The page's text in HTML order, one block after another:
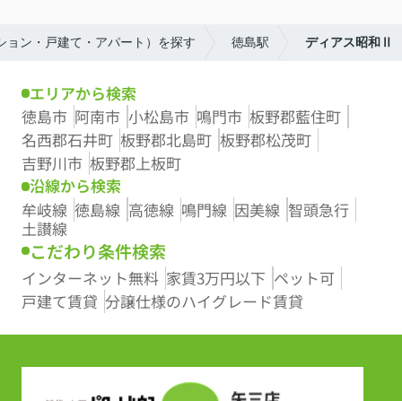
ン・戸建て・アパート）を探す 徳島駅 ディアス昭和Ⅱ
エリアから検索
徳島市 阿南市 小松島市 鳴門市 板野郡藍住町
名西郡石井町 板野郡北島町 板野郡松茂町
吉野川市 板野郡上板町
沿線から検索
牟岐線 徳島線 高徳線 鳴門線 因美線 智頭急行
土讃線
こだわり条件検索
インターネット無料 家賃3万円以下 ペット可
戸建て賃貸 分譲仕様のハイグレード賃貸